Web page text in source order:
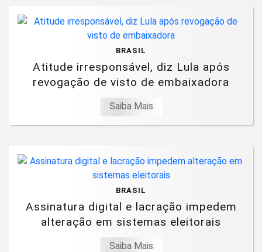
BRASIL
Atitude irresponsável, diz Lula após
revogação de visto de embaixadora
Saiba Mais
BRASIL
Assinatura digital e lacração impedem
alteração em sistemas eleitorais
Saiba Mais